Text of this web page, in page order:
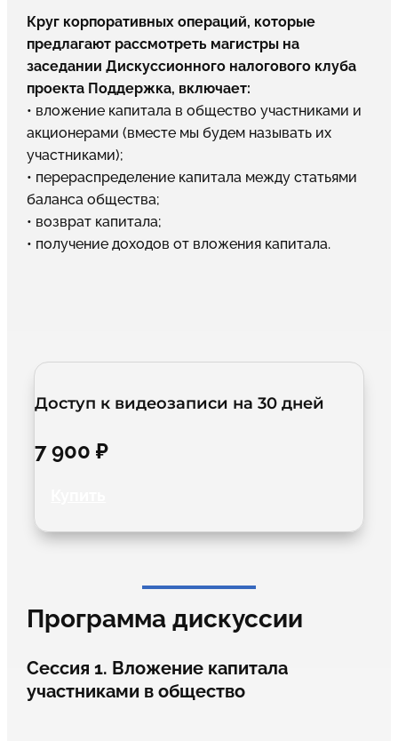
Круг корпоративных операций, которые
предлагают рассмотреть магистры на
заседании Дискуссионного налогового клуба
проекта Поддержка, включает:
• вложение капитала в общество участниками и
акционерами (вместе мы будем называть их
участниками);
• перераспределение капитала между статьями
баланса общества;
• возврат капитала;
• получение доходов от вложения капитала.
Доступ к видеозаписи на 30 дней
7 900 ₽
Программа дискуссии
Сессия 1. Вложение капитала
участниками в общество